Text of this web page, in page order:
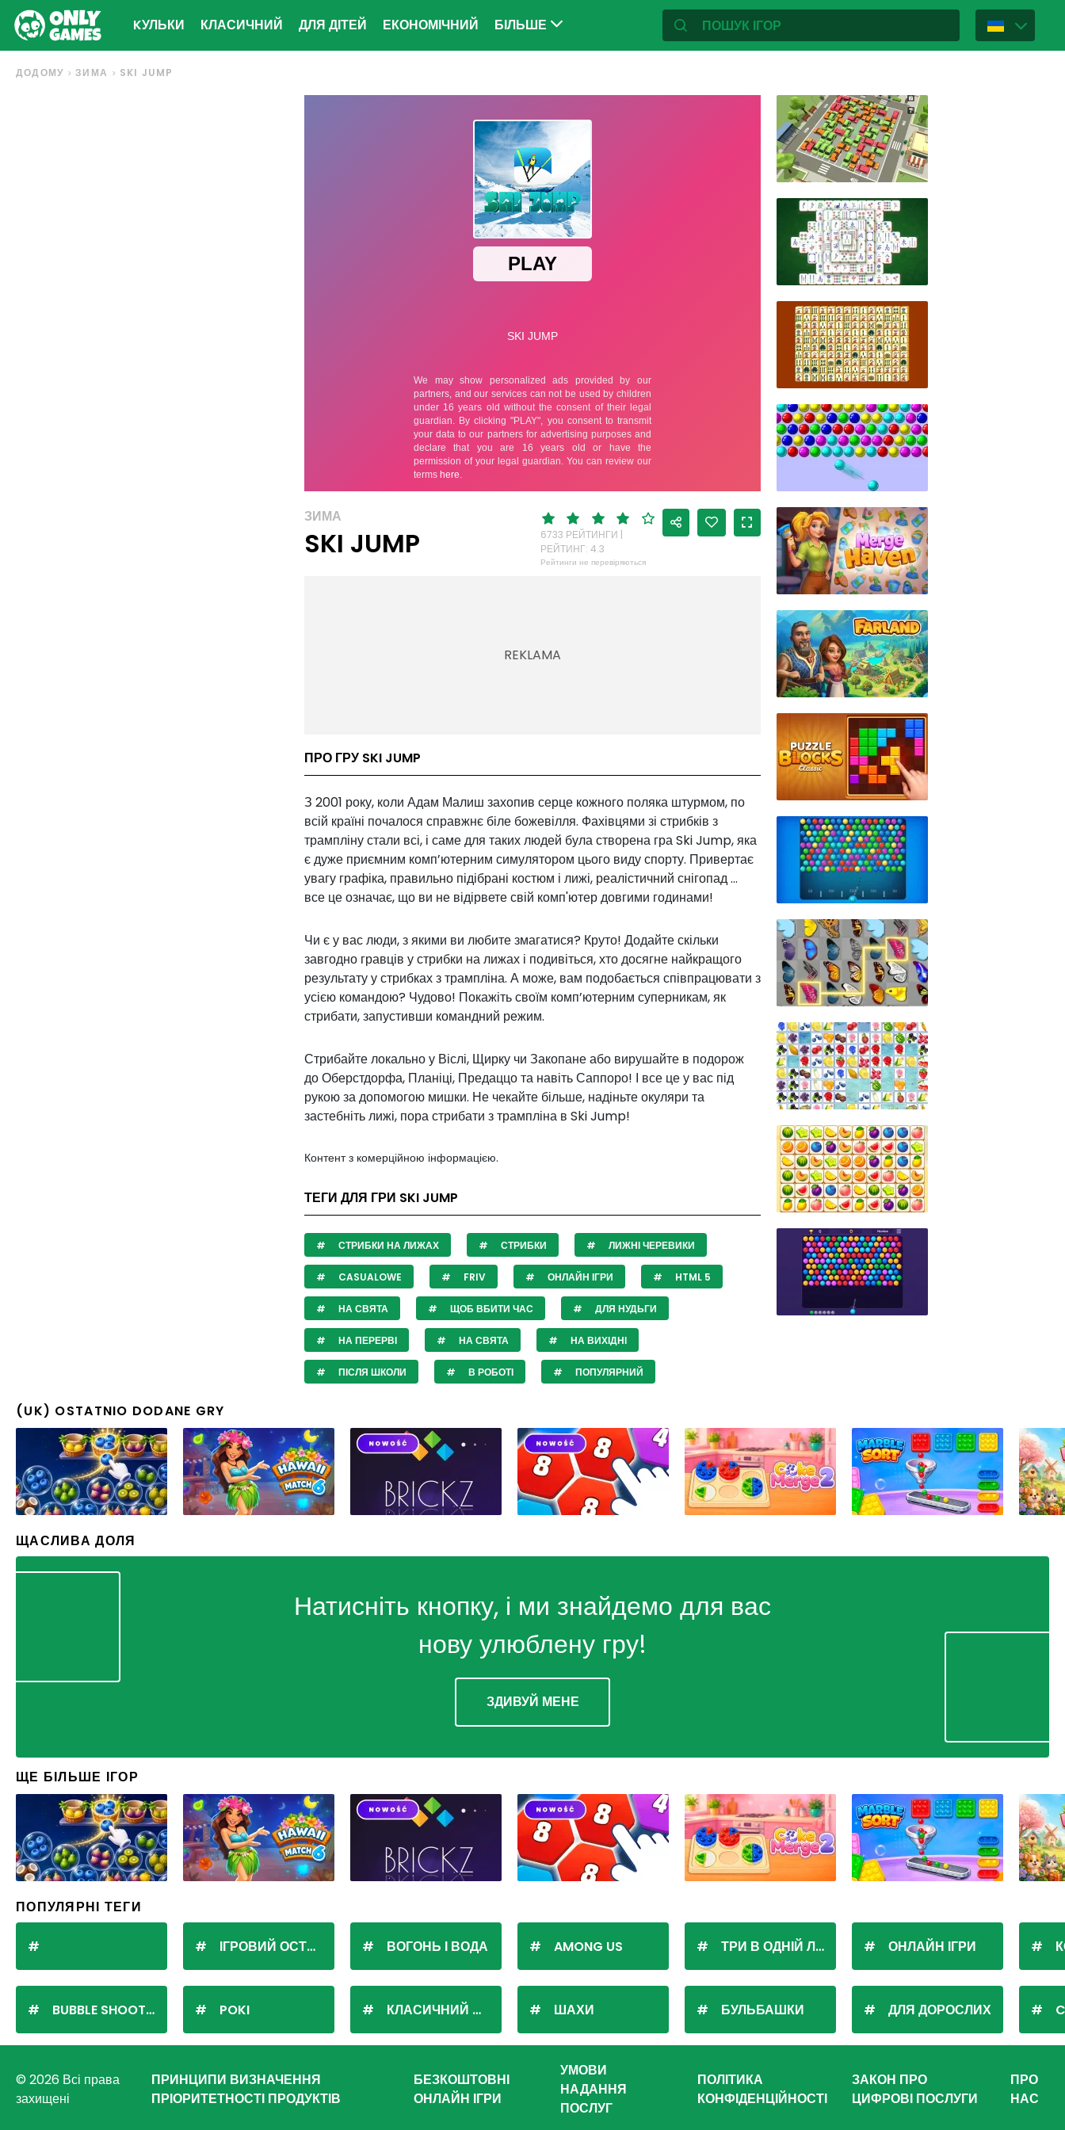
KУЛЬКИ КЛАСИЧНИЙ ДЛЯ ДІТЕЙ ЕКОНОМІЧНИЙ БІЛЬШЕ
ДОДОМУ ЗИМА SKI JUMP
ЗИМА
SKI JUMP
6733 РЕЙТИНГИ |
РЕЙТИНГ: 4.3
Рейтинги не перевіряються
ПРО ГРУ SKI JUMP
З 2001 року, коли Адам Малиш захопив серце кожного поляка штурмом, по
всій країні почалося справжнє біле божевілля. Фахівцями зі стрибків з
трампліну стали всі, і саме для таких людей була створена гра Ski Jump, яка
є дуже приємним комп’ютерним симулятором цього виду спорту. Привертає
увагу графіка, правильно підібрані костюм і лижі, реалістичний снігопад ...
все це означає, що ви не відірвете свій комп'ютер довгими годинами!
Чи є у вас люди, з якими ви любите змагатися? Круто! Додайте скільки
завгодно гравців у стрибки на лижах і подивіться, хто досягне найкращого
результату у стрибках з трампліна. А може, вам подобається співпрацювати з
усією командою? Чудово! Покажіть своїм комп’ютерним суперникам, як
стрибати, запустивши командний режим.
Стрибайте локально у Віслі, Щирку чи Закопане або вирушайте в подорож
до Оберстдорфа, Планіці, Предаццо та навіть Саппоро! І все це у вас під
рукою за допомогою мишки. Не чекайте більше, надіньте окуляри та
застебніть лижі, пора стрибати з трампліна в Ski Jump!
Контент з комерційною інформацією.
ТЕГИ ДЛЯ ГРИ SKI JUMP
СТРИБКИ НА ЛИЖАХ СТРИБКИ ЛИЖНІ ЧЕРЕВИКИ
CASUALOWE FRIV ОНЛАЙН ІГРИ HTML 5
НА СВЯТА ЩОБ ВБИТИ ЧАС ДЛЯ НУДЬГИ
НА ПЕРЕРВІ НА СВЯТА НА ВИХІДНІ
ПІСЛЯ ШКОЛИ В РОБОТІ ПОПУЛЯРНИЙ
(UK) OSTATNIO DODANE GRY
ЩАСЛИВА ДОЛЯ
Натисніть кнопку, і ми знайдемо для вас
нову улюблену гру!
ЗДИВУЙ МЕНЕ
ЩЕ БІЛЬШЕ ІГОР
ПОПУЛЯРНІ ТЕГИ
BUBBLE SHOOTER
ІГРОВИЙ ОСТРІВ
POKI
ВОГОНЬ І ВОДА
КЛАСИЧНИЙ ПАСЬЯНС
AMONG US
ШАХИ
ТРИ В ОДНІЙ ЛІНІЇ
БУЛЬБАШКИ
ОНЛАЙН ІГРИ
ДЛЯ ДОРОСЛИХ
© 2026 Всі права
захищені
ПРИНЦИПИ ВИЗНАЧЕННЯ
ПРІОРИТЕТНОСТІ ПРОДУКТІВ
БЕЗКОШТОВНІ
ОНЛАЙН ІГРИ
УМОВИ
НАДАННЯ
ПОСЛУГ
ПОЛІТИКА
КОНФІДЕНЦІЙНОСТІ
ЗАКОН ПРО
ЦИФРОВІ ПОСЛУГИ
ПРО
НАС